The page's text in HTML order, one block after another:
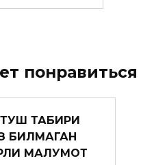
понравиться
ТАБИРИ
БИЛМАГАН
МАЛУМОТ